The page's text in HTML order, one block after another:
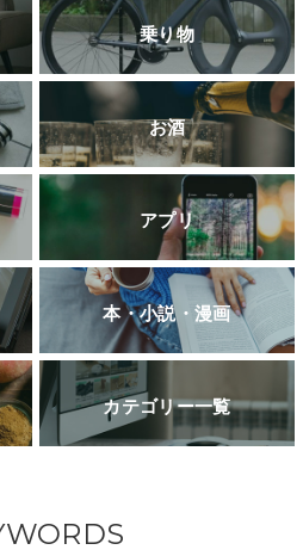
乗り物
お酒
アプリ
本・小説・漫画
カテゴリー一覧